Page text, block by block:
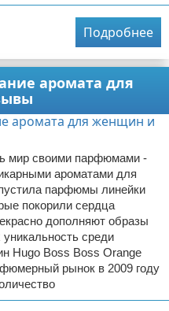
Подробнее
аромата для
мир своими парфюмами -
ароматами для
парфюмы линейки
покорили сердца
дополняют образы
среди
Hugo Boss Boss Orange
рынок в 2009 году